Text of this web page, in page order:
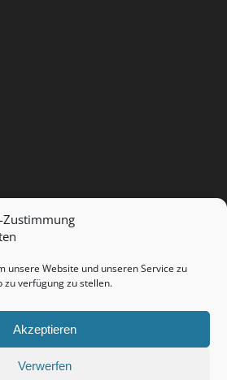
Zustimmung
unsere Website und unseren Service zu
zu verfügung zu stellen.
Akzeptieren
Verwerfen